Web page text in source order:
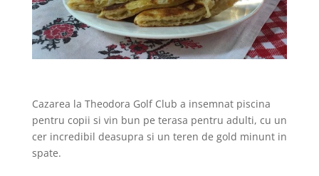
Cazarea la Theodora Golf Club a insemnat piscina
pentru copii si vin bun pe terasa pentru adulti, cu un
cer incredibil deasupra si un teren de gold minunt in
spate.